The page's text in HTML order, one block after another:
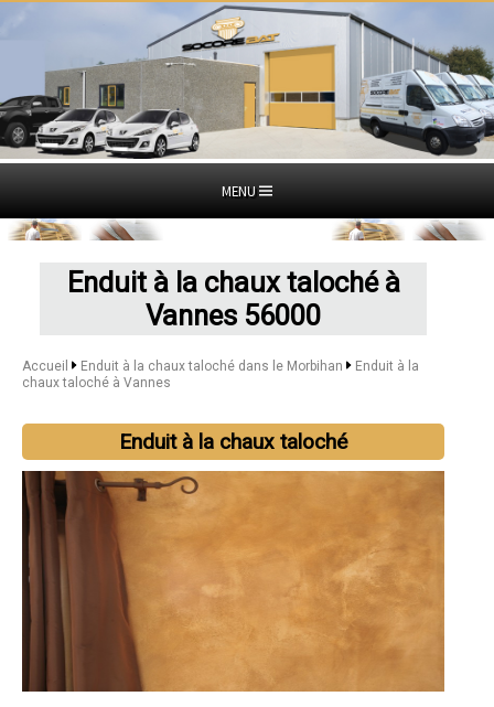
MENU
Enduit à la chaux taloché à
Vannes 56000
Accueil Enduit à la chaux taloché dans le Morbihan
Enduit à la
chaux taloché à Vannes
Enduit à la chaux taloché